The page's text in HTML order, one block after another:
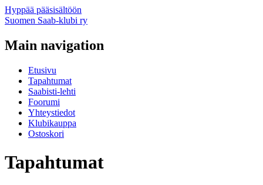
Hyppää pääsisältöön
Suomen Saab-klubi ry
Main navigation
Etusivu
Tapahtumat
Saabisti-lehti
Foorumi
Yhteystiedot
Klubikauppa
Ostoskori
Tapahtumat